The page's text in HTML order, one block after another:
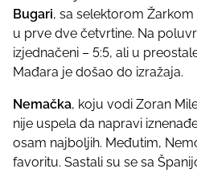
Bugari, sa selektorom
u prve dve četvrtine. Na
izjednačeni – 5:5, ali u
Mađara je došao do izražaja.
Nemačka, koju vodi Zoran
nije uspela da napravi
osam najboljih. Međutim,
favoritu. Sastali su se sa